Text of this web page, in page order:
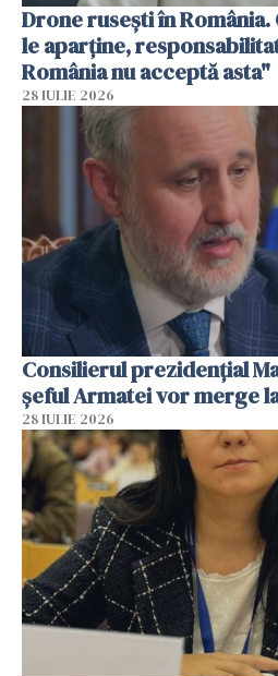
Drone rusești în
le aparţine,
România nu acceptă asta"
28 IULIE 2026
Consilierul prezidenţial
șeful Armatei vor merge
28 IULIE 2026